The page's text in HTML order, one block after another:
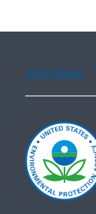
Assistance